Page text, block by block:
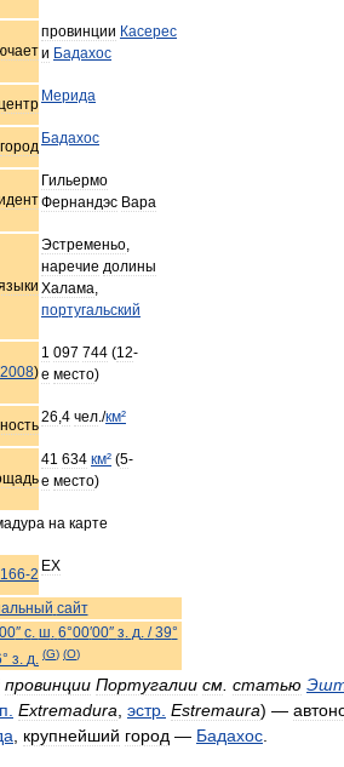
провинции Касерес
и Бадахос
Мерида
город Бадахос
Гильермо
Фернандэс Вара
Эстременьо,
наречие долины
Халама,
португальский
2008)
1 097 744 (12-
е место)
26,4 чел./км²
41 634 км² (5-
е место)
-2 EX
сайт
″ с. ш. 6°00′00″ з. д./39°
° з. д. (G) (O)
провинции Португалии см статью
Extremadura эстр Estremaura) —
крупнейший город — Бадахос